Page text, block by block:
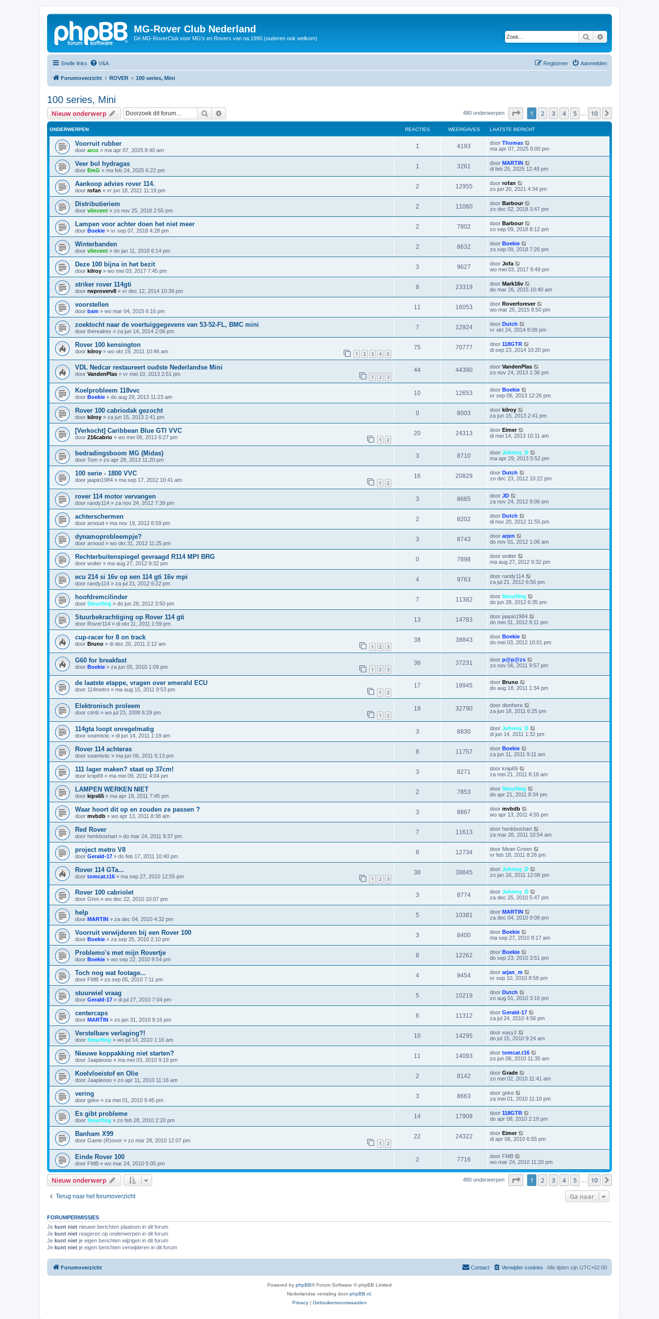
MG-Rover Club Nederland
Dé MG-RoverClub voor MG's en Rovers van na 1990 (ouderen ook welkom) Zoek
Snelle links V&A Aanmelden
Registreer
Forumoverzicht ROVER 100 series, Mini
100 series, Mini
Nieuw onderwerp Zoek 480 onderwerpen Pagina1 van 10
1 2 3 4 5 10
ONDERWERPEN REACTIES WEERGAVES LAATSTE BERICHT
Voorruit rubber
door arco » ma apr 07, 2025 8:40 am
1 4193 door Thomas
ma apr 07, 2025 8:00 pm
Veer bol hydragas
door EmG » ma feb 24, 2025 6:22 pm
1 3261 door MARTIN
di feb 25, 2025 12:48 pm
Aankoop advies rover 114.
door rofan » vr jun 18, 2021 11:19 pm
2 12955 door rofan
zo jun 20, 2021 4:34 pm
Distributieriem
door vlincent » zo nov 25, 2018 2:55 pm
2 11060 door Barbour
zo dec 02, 2018 3:47 pm
Lampen voor achter doen het niet meer
door Boekie » vr sep 07, 2018 4:28 pm
2 7802 door Barbour
zo sep 09, 2018 8:12 pm
Winterbanden
door vlincent » do jan 11, 2018 6:14 pm
2 8632 door Boekie
zo sep 09, 2018 7:26 pm
Deze 100 bijna in het bezit
door kilroy » wo mei 03, 2017 7:45 pm
3 9627 door Jofa
wo mei 03, 2017 9:49 pm
striker rover 114gti
door rwproverv8 » vr dec 12, 2014 10:39 pm
8 23319 door Mark16v
do mar 26, 2015 10:40 am
voorstellen
door bam » wo mar 04, 2015 6:16 pm
11 16053 door Roverforever
wo mar 25, 2015 8:50 pm
zoektocht naar de voertuiggegevens van 53-52-FL, BMC mini
door therealrex » za jun 14, 2014 2:06 pm
7 12924 door Dutch
vr okt 24, 2014 8:08 pm
Rover 100 kensington
door kilroy » wo okt 19, 2011 10:46 am 1 2 3 4 5
75 70777 door 118GTR
di sep 23, 2014 10:20 pm
VDL Nedcar restaureert oudste Nederlandse Mini
door VandenPlas » vr mei 10, 2013 2:51 pm 1 2 3
44 44390 door VandenPlas
zo nov 24, 2013 1:36 pm
Koelprobleem 118vvc
door Boekie » do aug 29, 2013 11:23 am
10 12653 door Boekie
vr sep 06, 2013 12:26 pm
Rover 100 cabriodak gezocht
door kilroy » za jun 15, 2013 2:41 pm
0 8003 door kilroy
za jun 15, 2013 2:41 pm
[Verkocht] Caribbean Blue GTI VVC
door 216cabrio » wo mei 08, 2013 6:27 pm 1 2
20 24313 door Eimer
di mei 14, 2013 10:11 am
bedradingsboom MG (Midas)
door Tom » zo apr 28, 2013 11:20 pm
3 8710 door Johnny_D
ma apr 29, 2013 5:52 pm
100 serie - 1800 VVC
door jaapio1984 » ma sep 17, 2012 10:41 am 1 2
16 20829 door Dutch
zo dec 23, 2012 10:22 pm
rover 114 motor vervangen
door randy114 » za nov 24, 2012 7:39 pm
3 8665 door JD
za nov 24, 2012 9:06 pm
achterschermen
door arnoud » ma nov 19, 2012 6:59 pm
2 8202 door Dutch
di nov 20, 2012 11:55 pm
dynamoprobleempje?
door arnoud » wo okt 31, 2012 11:25 pm
3 8743 door arjen
do nov 01, 2012 1:06 am
Rechterbuitenspiegel gevraagd R114 MPI BRG
door wolter » ma aug 27, 2012 9:32 pm
0 7898 door wolter
ma aug 27, 2012 9:32 pm
ecu 214 si 16v op een 114 gti 16v mpi
door randy114 » za jul 21, 2012 6:22 pm
4 9763 door randy114
za jul 21, 2012 6:56 pm
hoofdremcilinder
door Smurfing » do jun 28, 2012 3:50 pm
7 11382 door Smurfing
do jun 28, 2012 6:35 pm
Stuurbekrachtiging op Rover 114 gti
door Rover114 » di okt 11, 2011 1:59 pm
13 14783 door jaapio1984
do mei 31, 2012 8:11 pm
cup-racer for 8 on track
door Bruno » di dec 20, 2011 2:12 am 1 2 3
38 38843 door Boekie
do mei 03, 2012 10:01 pm
G60 for breakfast
door Boekie » za jun 05, 2010 1:09 pm 1 2 3
36 37231 door p@p@zs
zo nov 06, 2011 9:57 pm
de laatste etappe, vragen over emerald ECU
door 114metro » ma aug 15, 2011 9:53 pm 1 2
17 18945 door Bruno
do aug 18, 2011 1:34 pm
Elektronisch proleem
door ctmb » wo jul 23, 2008 8:29 pm 1 2
19 32790 door dionhere
za jun 18, 2011 6:25 pm
114gta loopt onregelmatig
door seamistic » di jun 14, 2011 1:19 am
3 8830 door Johnny_D
di jun 14, 2011 1:32 pm
Rover 114 achteras
door seamistic » ma jun 06, 2011 6:13 pm
8 11757 door Boekie
za jun 11, 2011 9:11 am
111 lager maken? staat op 37cm!
door knip69 » ma mei 09, 2011 4:04 pm
3 8271 door knip69
za mei 21, 2011 8:18 am
LAMPEN WERKEN NIET
door kips65 » ma apr 18, 2011 7:45 pm
2 7853 door Smurfing
do apr 21, 2011 8:34 pm
Waar hoort dit op en zouden ze passen ?
door mvbdb » wo apr 13, 2011 8:38 am
3 8867 door mvbdb
wo apr 13, 2011 4:55 pm
Red Rover
door henkboshart » do mar 24, 2011 9:37 pm
7 11613 door henkboshart
za mar 26, 2011 10:54 am
project metro V8
door Gerald-17 » do feb 17, 2011 10:40 pm
8 12734 door Mean Green
vr feb 18, 2011 8:26 pm
Rover 114 GTa...
door tomcat.t16 » ma sep 27, 2010 12:55 pm 1 2 3
38 38845 door Johnny_D
zo jan 16, 2011 12:06 pm
Rover 100 cabriolet
door Ghm » wo dec 22, 2010 10:07 pm
3 8774 door Johnny_D
za dec 25, 2010 5:47 pm
help
door MARTIN » za dec 04, 2010 4:32 pm
5 10381 door MARTIN
za dec 04, 2010 9:08 pm
Voorruit verwijderen bij een Rover 100
door Boekie » za sep 25, 2010 2:10 pm
3 8400 door Boekie
ma sep 27, 2010 8:17 am
Problemo's met mijn Rovertje
door Boekie » wo sep 22, 2010 9:54 pm
8 12262 door Boekie
do sep 23, 2010 3:51 pm
Toch nog wat footage...
door FMB » zo sep 05, 2010 7:11 pm
4 9454 door arjan_m
vr sep 10, 2010 8:58 pm
stuurwiel vraag
door Gerald-17 » di jul 27, 2010 7:04 pm
5 10219 door Dutch
zo aug 01, 2010 3:16 pm
centercaps
door MARTIN » zo jan 31, 2010 9:16 pm
6 11312 door Gerald-17
za jul 24, 2010 4:56 pm
Verstelbare verlaging?!
door Smurfing » wo jul 14, 2010 1:16 am
10 14295 door easy2
do jul 15, 2010 9:24 am
Nieuwe koppakking niet starten?
door Jaapieooo » ma mei 03, 2010 9:19 pm
11 14093 door tomcat.t16
zo jun 06, 2010 11:35 am
Koelvloeistof en Olie
door Jaapieooo » zo apr 11, 2010 11:16 am
2 8142 door Grade
zo mei 02, 2010 11:41 am
vering
door geke » za mei 01, 2010 9:45 pm
3 8663 door geke
za mei 01, 2010 11:10 pm
Es gibt probleme
door Smurfing » zo feb 28, 2010 2:20 pm
14 17908 door 118GTR
do apr 08, 2010 2:19 pm
Banham X99
door Game (R)over » zo mar 28, 2010 12:07 pm 1 2
22 24322 door Eimer
di apr 06, 2010 6:55 pm
Einde Rover 100
door FMB » wo mar 24, 2010 5:05 pm
2 7716 door FMB
wo mar 24, 2010 11:20 pm
Nieuw onderwerp 480 onderwerpen Pagina1 van 10
1 2 3 4 5 10
Terug naar het forumoverzicht Ga naar
FORUMPERMISSIES
Je kunt niet nieuwe berichten plaatsen in dit forum
Je kunt niet reageren op onderwerpen in dit forum
Je kunt niet je eigen berichten wijzigen in dit forum
Je kunt niet je eigen berichten verwijderen in dit forum
Forumoverzicht Alle tijden zijn UTC+02:00
Verwijder cookies
Contact
Powered by phpBB® Forum Software © phpBB Limited
Nederlandse vertaling doorphpBB.nl .
Privacy
Gebruikersvoorwaarden